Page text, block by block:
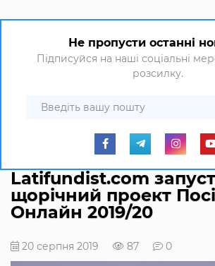
Не пропусти останні
Підписуйся на наші соціальні
розсилку.
Latifundist.com
щорічний проект
Онлайн 2019/20
20 серпня 2019 87 0